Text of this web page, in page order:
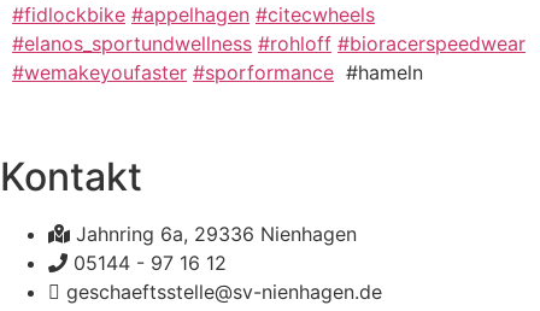
#fidlockbike #appelhagen #citecwheels
#elanos_sportundwellness #rohloff #bioracerspeedwear
#wemakeyoufaster #sporformance #hameln
Kontakt
Jahnring 6a, 29336 Nienhagen
05144 - 97 16 12
geschaeftsstelle@sv-nienhagen.de